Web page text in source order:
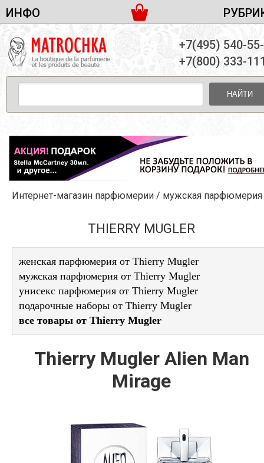
ИНФО
ДОСТАВКА И ОПЛАТА
ПАРТНЕРСТВО
КОНТАКТЫ
ЖЕНСКАЯ ПАРФЮМЕРИЯ
МУЖСКАЯ ПАРФЮМЕРИЯ
УНИСЕКС ПАРФЮМЕРИЯ
ЖЕНСКИЕ НАБОРЫ
МУЖСКИЕ НАБОРЫ
УНИСЕКС НАБОРЫ
УХОД ЗА ЛИЦОМ
УХОД ЗА ТЕЛОМ
ДЕКОРАТИВНАЯ КОСМЕТИКА
+7(495) 540-
+7(800) 333-
НАЙТИ
Интернет-магазин парфюмерии / мужская парфюмерия
THIERRY MUGLER
женская парфюмерия от Thierry Mugler
мужская парфюмерия от Thierry Mugler
унисекс парфюмерия от Thierry Mugler
подарочные наборы от Thierry Mugler
все товары от Thierry Mugler
Thierry Mugler Alien Man
Mirage